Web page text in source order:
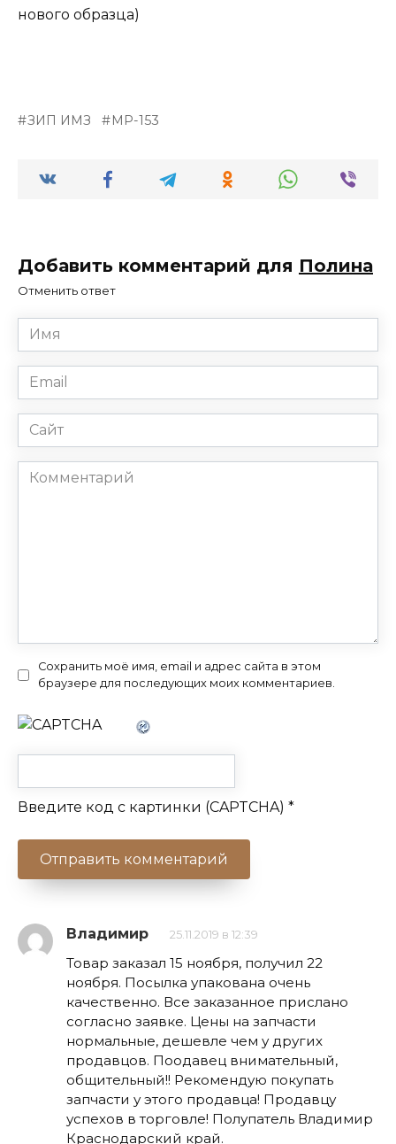
нового образца)
ЗИП ИМЗ МР-153
Добавить комментарий для Полина
Отменить ответ
Имя
*
Email
*
Сайт
Комментарий
Сохранить моё имя, email и адрес сайта в этом
браузере для последующих моих комментариев.
Введите код с картинки (CAPTCHA) *
Владимир 25.11.2019 в 12:39
Товар заказал 15 ноября, получил 22
ноября. Посылка упакована очень
качественно. Все заказанное прислано
согласно заявке. Цены на запчасти
нормальные, дешевле чем у других
продавцов. Поодавец внимательный,
общительный!! Рекомендую покупать
запчасти у этого продавца! Продавцу
успехов в торговле! Полупатель Владимир
Краснодарский край.